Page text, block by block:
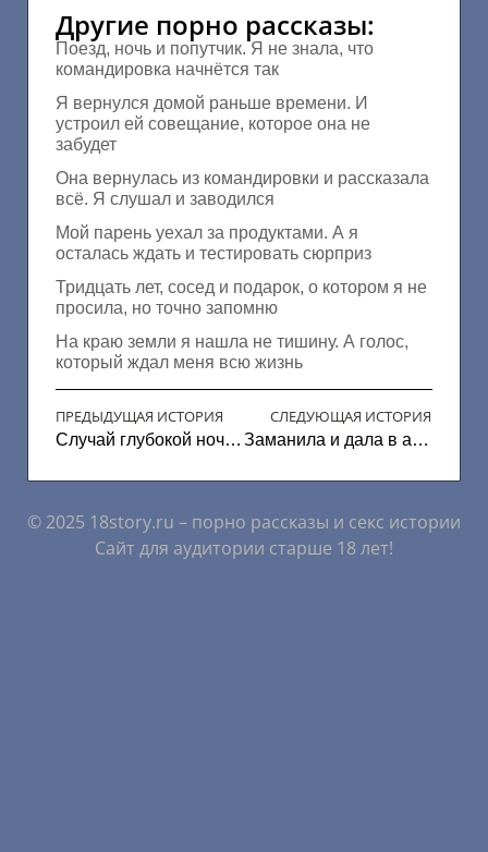
Другие порно рассказы:
Поезд, ночь и попутчик. Я не знала, что
командировка начнётся так
Я вернулся домой раньше времени. И
устроил ей совещание, которое она не
забудет
Она вернулась из командировки и рассказала
всё. Я слушал и заводился
Мой парень уехал за продуктами. А я
осталась ждать и тестировать сюрприз
Тридцать лет, сосед и подарок, о котором я не
просила, но точно запомню
На краю земли я нашла не тишину. А голос,
который ждал меня всю жизнь
ПРЕДЫДУЩАЯ ИСТОРИЯ
Случай глубокой ночью
СЛЕДУЮЩАЯ ИСТОРИЯ
Заманила и дала в анал
© 2025 18story.ru – порно рассказы и секс истории
Сайт для аудитории старше 18 лет!